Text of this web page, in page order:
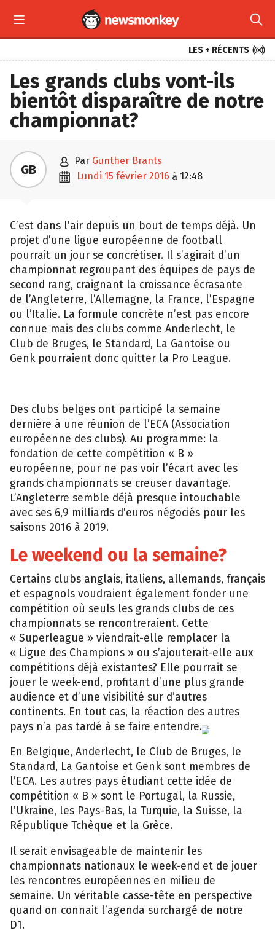
 
LES + RÉCENTS 
Les grands clubs vont-ils
bientôt disparaître de notre
championnat?
GB  par Gunther Brants
 lundi 15 février 2016 à 12:48
C’est dans l’air depuis un bout de temps déjà. Un
projet d’une ligue européenne de football
pourrait un jour se concrétiser. Il s’agirait d’un
championnat regroupant des équipes de pays de
second rang, craignant la croissance écrasante
de l’Angleterre, l’Allemagne, la France, l’Espagne
ou l’Italie. La formule concrète n’est pas encore
connue mais des clubs comme Anderlecht, le
Club de Bruges, le Standard, La Gantoise ou
Genk pourraient donc quitter la Pro League.
Des clubs belges ont participé la semaine
dernière à une réunion de l’ECA (Association
européenne des clubs). Au programme: la
fondation de cette compétition « B »
européenne, pour ne pas voir l’écart avec les
grands championnats se creuser davantage.
L’Angleterre semble déjà presque intouchable
avec ses 6,9 milliards d’euros négociés pour les
saisons 2016 à 2019.
Le weekend ou la semaine?
Certains clubs anglais, italiens, allemands, français
et espagnols voudraient également fonder une
compétition où seuls les grands clubs de ces
championnats se rencontreraient. Cette
« Superleague » viendrait-elle remplacer la
« Ligue des Champions » ou s’ajouterait-elle aux
compétitions déjà existantes? Elle pourrait se
jouer le week-end, profitant d’une plus grande
audience et d’une visibilité sur d’autres
continents. En tout cas, la réaction des autres
pays n’a pas tardé à se faire entendre.
Images
En Belgique, Anderlecht, le Club de Bruges, le
Standard, La Gantoise et Genk sont membres de
l’ECA. Les autres pays étudiant cette idée de
compétition « B » sont le Portugal, la Russie,
l’Ukraine, les Pays-Bas, la Turquie, la Suisse, la
République Tchèque et la Grèce.
Il serait envisageable de maintenir les
championnats nationaux le week-end et de jouer
les rencontres européennes en milieu de
semaine. Un véritable casse-tête en perspective
quand on connait l’agenda surchargé de notre
D1.